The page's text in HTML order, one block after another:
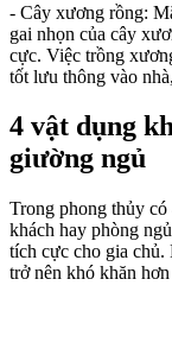
- Cây xương rồng:
gai nhọn của cây
cực. Việc trồng
tốt lưu thông vào
4 vật dụng
giường ngủ
Trong phong thủy
khách hay phòng
tích cực cho gia chủ.
trở nên khó khăn